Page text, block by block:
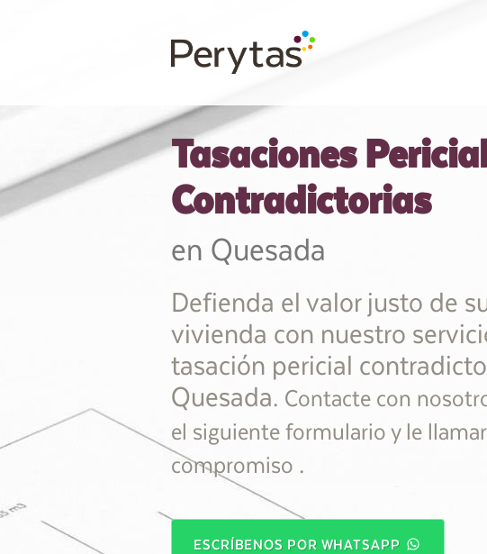
Tasaciones
Contradictorias
en Quesada
Defienda el valor justo de
vivienda con nuestro
tasación pericial
Quesada. Contacte con
el siguiente formulario y le
compromiso .
ESCRÍBENOS POR WHATSAPP